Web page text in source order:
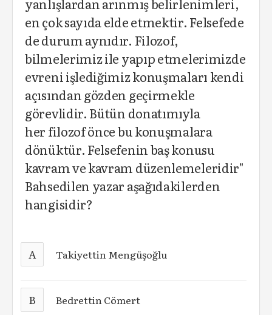
yanlışlardan arınmış belirlenimleri,
en çok sayıda elde etmektir. Felsefede
de durum aynıdır. Filozof,
bilmelerimiz ile yapıp etmelerimizde
evreni işlediğimiz konuşmaları kendi
açısından gözden geçirmekle
görevlidir. Bütün donatımıyla
her filozof önce bu konuşmalara
dönüktür. Felsefenin baş konusu
kavram ve kavram düzenlemeleridir"
Bahsedilen yazar aşağıdakilerden
hangisidir?
A Takiyettin Mengüşoğlu
B Bedrettin Cömert